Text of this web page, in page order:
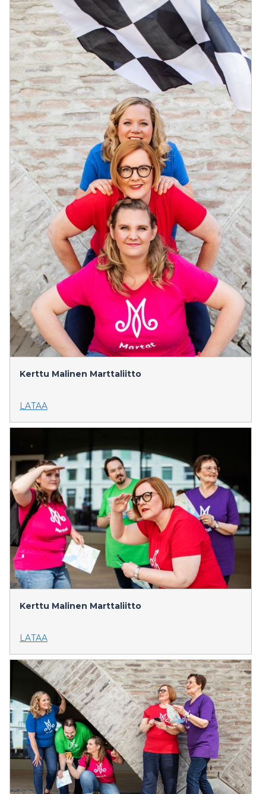
Kerttu Malinen Marttaliitto
LATAA
Kerttu Malinen Marttaliitto
LATAA